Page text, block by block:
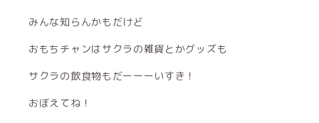
みんな知らんかもだけど
おもちチャンはサクラの雑貨とかグッズも
サクラの飲食物もだーーーいすき！
おぼえてね！